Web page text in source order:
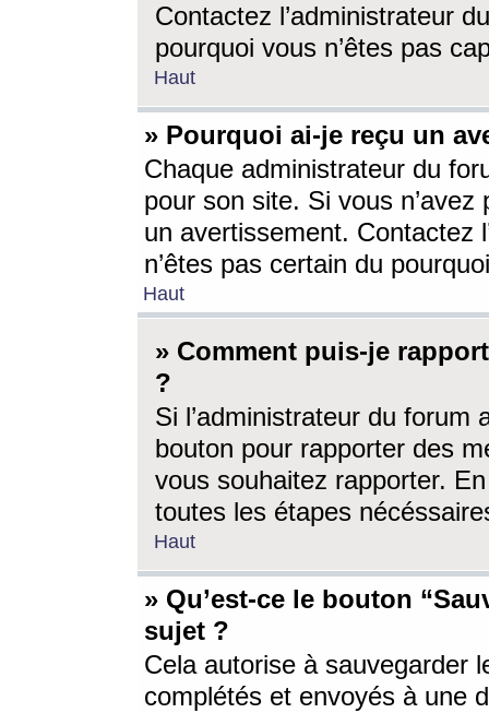
Contactez l’administrateur
pourquoi vous n’êtes pas
Haut
» Pourquoi ai-je reçu un
Chaque administrateur du
pour son site. Si vous
un avertissement. Contactez
n’êtes pas certain du
Haut
» Comment puis-je
?
Si l’administrateur du forum
bouton pour rapporter des
vous souhaitez rapporter.
toutes les étapes
Haut
» Qu’est-ce le bouton
sujet ?
Cela autorise à sauvegarder
complétés et envoyés à une